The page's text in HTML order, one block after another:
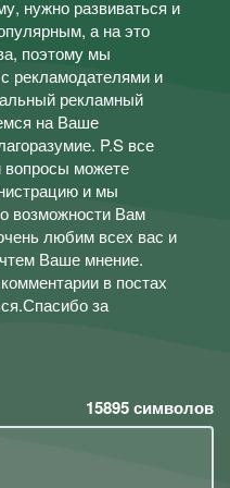
нужно развиваться и
а на это
поэтому мы
рекламодателями и
рекламный
на Ваше
P.S все
вопросы можете
и мы
возможности Вам
любим всех вас и
Ваше мнение.
в постах
за
15895символов